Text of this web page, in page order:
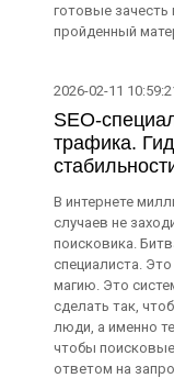
готовые
пройденный
2026-02-11
SEO-
трафика.
В интернете
случаев не
поисковика.
специалиста.
магию. Это
сделать так,
люди, а именно
чтобы
ответом на